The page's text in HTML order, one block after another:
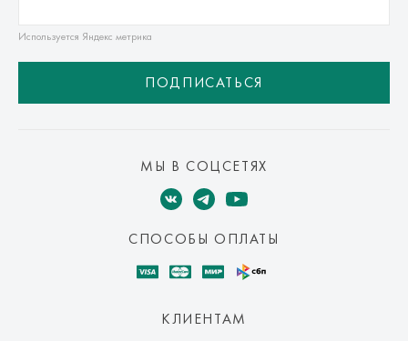
Используется Яндекс метрика
ПОДПИСАТЬСЯ
МЫ В СОЦСЕТЯХ
СПОСОБЫ ОПЛАТЫ
КЛИЕНТАМ